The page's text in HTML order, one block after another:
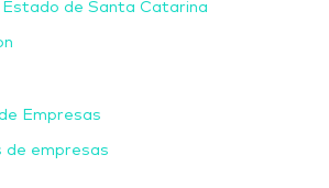
de Santa Catarina
Empresas
de empresas